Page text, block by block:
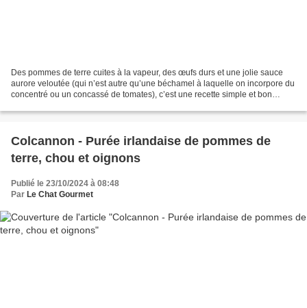
Des pommes de terre cuites à la vapeur, des œufs durs et une jolie sauce
aurore veloutée (qui n’est autre qu’une béchamel à laquelle on incorpore du
concentré ou un concassé de tomates), c’est une recette simple et bon
Colcannon - Purée irlandaise de pommes de
terre, chou et oignons
Publié le 23/10/2024 à 08:48
Par Le Chat Gourmet